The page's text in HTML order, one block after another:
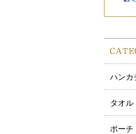
ハンカ
タオル
ポーチ